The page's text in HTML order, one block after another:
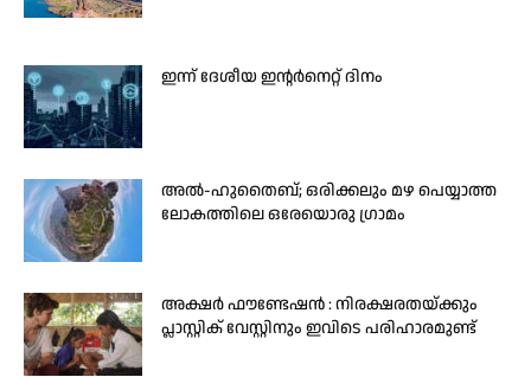
ഇന്ന് ദേശീയ ഇന്റർനെറ്റ് ദിനം
അൽ-ഹുതൈബ്; ഒരിക്കലും മഴ പെയ്യാത്ത
ലോകത്തിലെ ഒരേയൊരു ഗ്രാമം
അക്ഷർ ഫൗണ്ടേഷൻ : നിരക്ഷരതയ്ക്കും
പ്ലാസ്റ്റിക് വേസ്റ്റിനും ഇവിടെ പരിഹാരമുണ്ട്